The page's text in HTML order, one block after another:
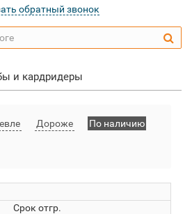
обратный звонок
и кардридеры
Дороже По наличию
Срок отгр.